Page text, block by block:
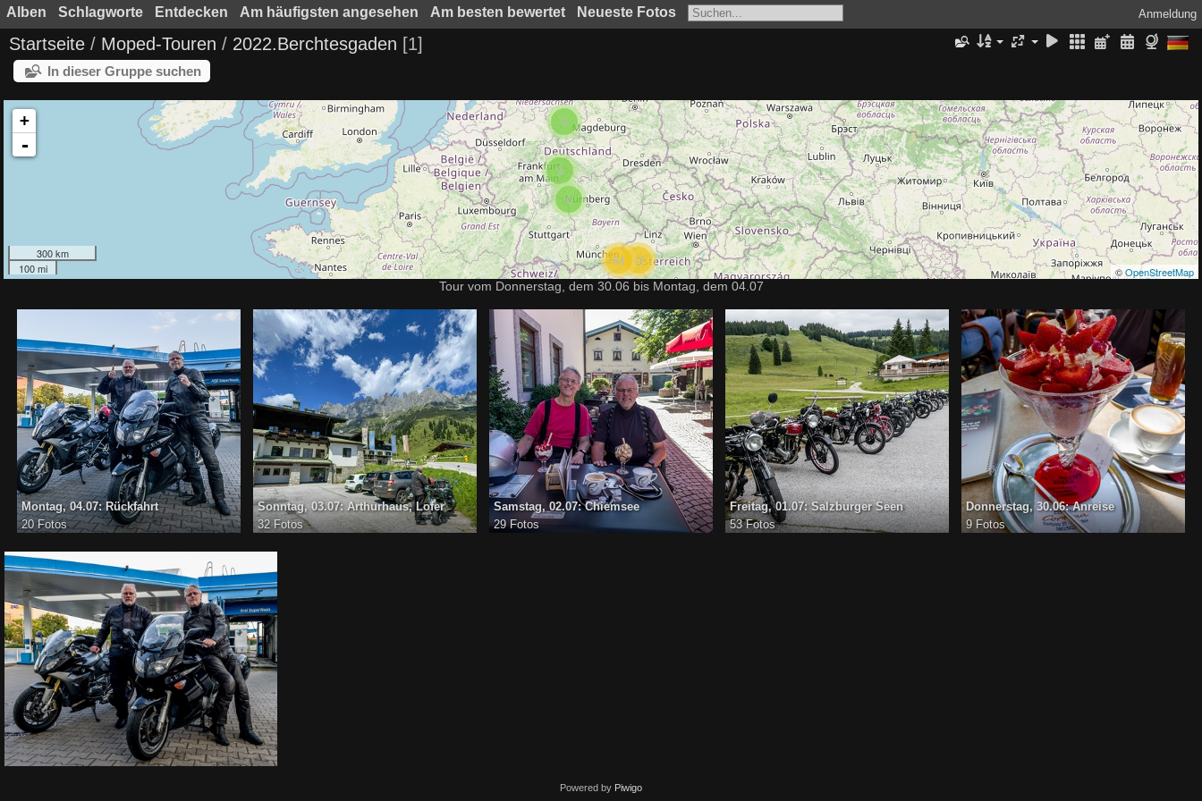
Alben Schlagworte Entdecken Am häufigsten angesehen Am besten bewertet Neueste Fotos Anmeldung
Startseite / Moped-Touren / 2022.Berchtesgaden 1
In dieser Gruppe suchen
9
3
6
42
84
+
-
300 km
100 mi
©OpenStreetMap
Tour vom Donnerstag, dem 30.06 bis Montag, dem 04.07
Montag, 04.07: Rückfahrt
20 Fotos
Sonntag, 03.07: Arthurhaus, Lofer
32 Fotos
Samstag, 02.07: Chiemsee
29 Fotos
Freitag, 01.07: Salzburger Seen
53 Fotos
Donnerstag, 30.06: Anreise
9 Fotos
Powered by Piwigo